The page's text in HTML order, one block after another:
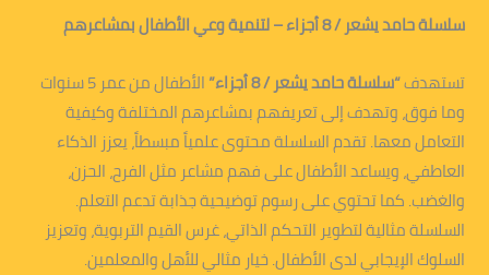
سلسلة حامد يشعر / 8 أجزاء – لتنمية وعي الأطفال بمشاعرهم
تستهدف“سلسلة حامد يشعر / 8 أجزاء”
الأطفال من عمر 5 سنوات
وما فوق، وتهدف إلى تعريفهم بمشاعرهم المختلفة وكيفية
التعامل معها. تقدم السلسلة محتوى علمياً مبسطاً، يعزز الذكاء
العاطفي، ويساعد الأطفال على فهم مشاعر مثل الفرح، الحزن،
والغضب. كما تحتوي على رسوم توضيحية جذابة تدعم التعلم.
السلسلة مثالية لتطوير التحكم الذاتي، غرس القيم التربوية، وتعزيز
السلوك الإيجابي لدى الأطفال. خيار مثالي للأهل والمعلمين.